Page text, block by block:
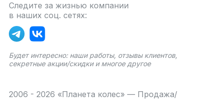
Следите за жизнью компании
в наших соц. сетях:
Будет интересно: наши работы, отзывы клиентов,
секретные акции/скидки и многое другое
2006 - 2026 «Планета колес» — Продажа/